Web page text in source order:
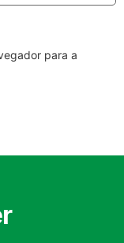
para a